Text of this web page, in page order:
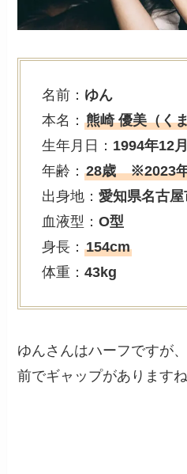
名前： ゆん
本名：熊崎 優美（く
生年月日： 1994年12
年齢：28歳 ※2023
出身地：愛知県名古屋
血液型：O型
身長：154cm
体重：43kg
ゆんさんはハーフですが
前でギャップがありますね